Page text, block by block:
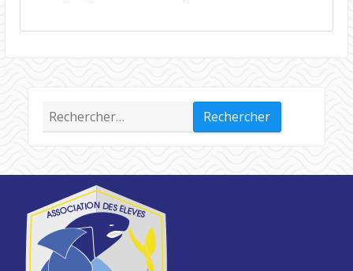
Rechercher :